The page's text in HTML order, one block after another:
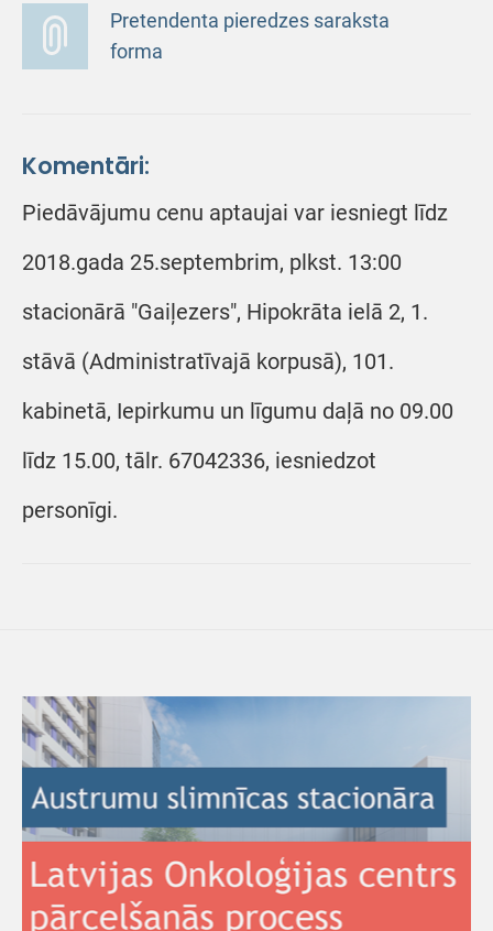
Pretendenta pieredzes saraksta
forma
Komentāri:
Piedāvājumu cenu aptaujai var iesniegt līdz
2018.gada 25.septembrim, plkst. 13:00
stacionārā "Gaiļezers", Hipokrāta ielā 2, 1.
stāvā (Administratīvajā korpusā), 101.
kabinetā, Iepirkumu un līgumu daļā no 09.00
līdz 15.00, tālr. 67042336, iesniedzot
personīgi.